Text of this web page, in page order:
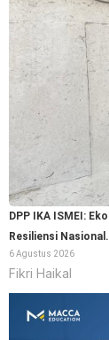
DPP IKA ISMEI:
Resiliensi Nasional.
6 Agustus 2026
Fikri Haikal